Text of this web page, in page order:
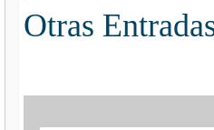
Otras